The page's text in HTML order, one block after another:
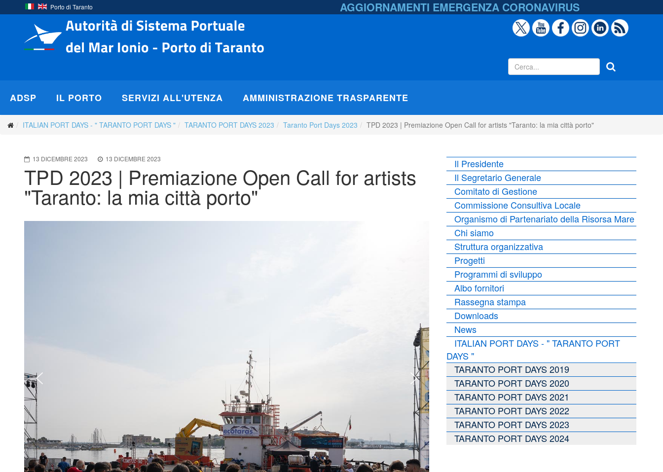
Porto di Taranto AGGIORNAMENTI EMERGENZA CORONAVIRUS
ADSP IL PORTO SERVIZI ALL'UTENZA AMMINISTRAZIONE TRASPARENTE
ITALIAN PORT DAYS - " TARANTO PORT DAYS " TARANTO PORT DAYS 2023 Taranto Port Days 2023 TPD 2023 | Premiazione Open Call for artists "Taranto: la mia città porto"
13 DICEMBRE 2023 13 DICEMBRE 2023
TPD 2023 | Premiazione Open Call for artists
"Taranto: la mia città porto"
Il Presidente
Il Segretario Generale
Comitato di Gestione
Commissione Consultiva Locale
Organismo di Partenariato della Risorsa Mare
Chi siamo
Struttura organizzativa
Progetti
Programmi di sviluppo
Albo fornitori
Rassegna stampa
Downloads
News
ITALIAN PORT DAYS - " TARANTO PORT
DAYS "
TARANTO PORT DAYS 2019
TARANTO PORT DAYS 2020
TARANTO PORT DAYS 2021
TARANTO PORT DAYS 2022
TARANTO PORT DAYS 2023
TARANTO PORT DAYS 2024